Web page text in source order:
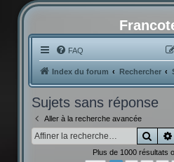
FAQ
Index du forum Rechercher
Sujets sans réponse
Aller à la recherche avancée
Plus de 1000 résultats